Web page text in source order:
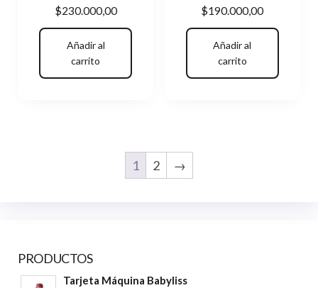
$230.000,00
Añadir al
carrito
$190.000,00
Añadir al
carrito
1 2 →
PRODUCTOS
Tarjeta Máquina Babyliss